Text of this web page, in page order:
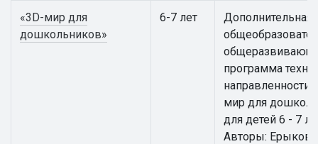
«3D-мир для
дошкольников»
6-7 лет
Дополнительная
программа
направленности
мир для
для детей 6 - 7
Авторы: Ерыкова